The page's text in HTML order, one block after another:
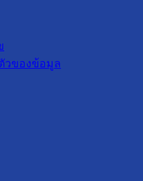
วของข้อมูล